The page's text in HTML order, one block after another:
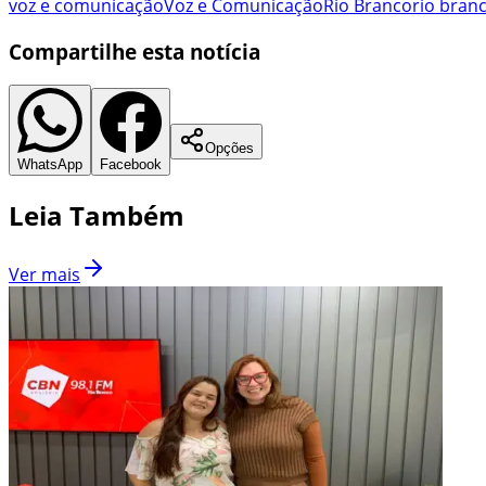
voz e comunicaçãoVoz e ComunicaçãoRio Brancorio
Compartilhe esta notícia
WhatsApp Facebook
Opções
Leia Também
Ver mais